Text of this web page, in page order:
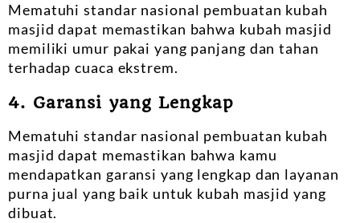
Mematuhi standar nasional pembuatan kubah
masjid dapat memastikan bahwa kubah masjid
memiliki umur pakai yang panjang dan tahan
terhadap cuaca ekstrem.
4. Garansi yang Lengkap
Mematuhi standar nasional pembuatan kubah
masjid dapat memastikan bahwa kamu
mendapatkan garansi yang lengkap dan layanan
purna jual yang baik untuk kubah masjid yang
dibuat.